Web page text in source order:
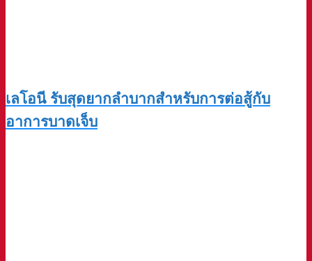
เลโอนี รับสุดยากลำบากสำหรับการต่อสู้กับ
อาการบาดเจ็บ